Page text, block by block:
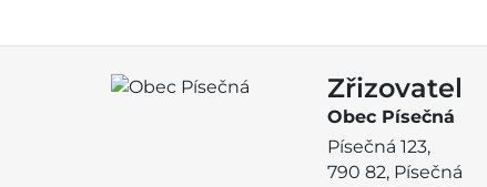
Zřizovatel
Obec Písečná
Písečná 123,
790 82, Písečná